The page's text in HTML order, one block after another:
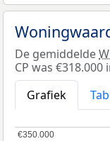
De gemiddelde
CP was €318.000
Grafiek
€350.000
€350.000